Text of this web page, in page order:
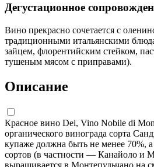
Дегустационное
Вино прекрасно сочетается с
традиционными итальянскими
зайцем, флорентийским стейком,
тушеным мясом с приправами).
Описание
Красное вино Dei, Vino Nobile di
органического винограда сорта
купаже должна быть не менее 70%,
сортов (в частности — Канайоло и
выращивается в Монтепульчано на